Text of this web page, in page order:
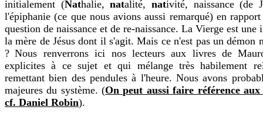
initialement (Nathalie,natalité,nativité, naissance (de
l'épiphanie (ce que nous avions aussi remarqué) en
question de naissance et de re-naissance. La Vierge est une
la mère de Jésus dont il s'agit. Mais ce n'est pas un démon
? Nous renverrons ici nos lecteurs aux livres de
explicites à ce sujet et qui mélange très habilement
remettant bien des pendules à l'heure. Nous avons
majeures du système. (On peut aussi faire référence
cf. Daniel Robin).